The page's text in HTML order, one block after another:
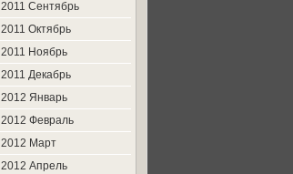
2011 Сентябрь
2011 Октябрь
2011 Ноябрь
2011 Декабрь
2012 Январь
2012 Февраль
2012 Март
2012 Апрель